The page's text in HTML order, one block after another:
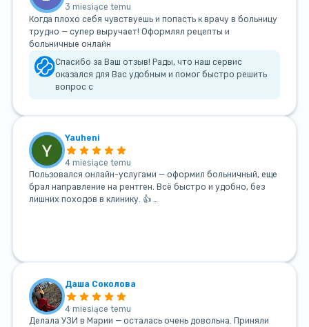
3 miesiące temu
Когда плохо себя чувствуешь и попасть к врачу в больницу
трудно — супер выручает! Оформлял рецепты и
больничные онлайн
Спасибо за Ваш отзыв! Рады, что наш сервис
оказался для Вас удобным и помог быстро решить
вопрос с
Yauheni
4 miesiące temu
Пользовался онлайн-услугами — оформил больничный, еще
брал направление на рентген. Всё быстро и удобно, без
лишних походов в клинику. 👍 …
Даша Соколова
4 miesiące temu
Делала УЗИ в Марии — осталась очень довольна. Приняли